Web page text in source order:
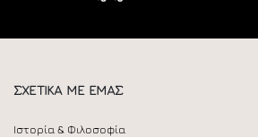
ΣΧΕΤΙΚΑ ΜΕ ΕΜΑΣ
Ιστορία & Φιλοσοφία